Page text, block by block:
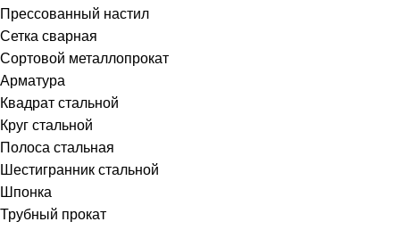
Прессованный настил
Сетка сварная
Сортовой металлопрокат
Арматура
Квадрат стальной
Круг стальной
Полоса стальная
Шестигранник стальной
Шпонка
Трубный прокат